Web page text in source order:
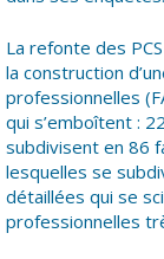
La refonte des
la construction
professionnelles
qui s’emboîtent :
subdivisent en 86
lesquelles se
détaillées qui se
professionnelles